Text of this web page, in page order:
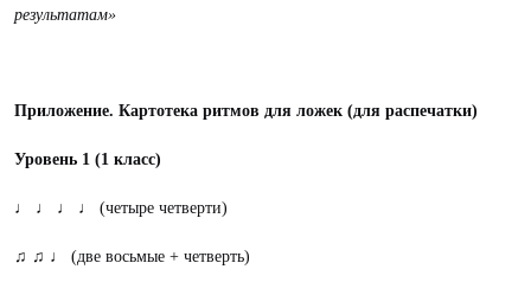
результатам»
Приложение. Картотека ритмов для ложек (для распечатки)
Уровень 1 (1 класс)
♩ ♩ ♩ ♩ (четыре четверти)
♫ ♫ ♩ (две восьмые + четверть)